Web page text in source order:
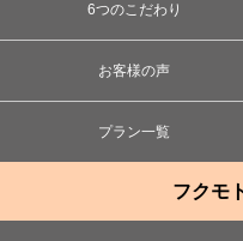
6つのこだわり
お客様の声
プラン一覧
フクモ